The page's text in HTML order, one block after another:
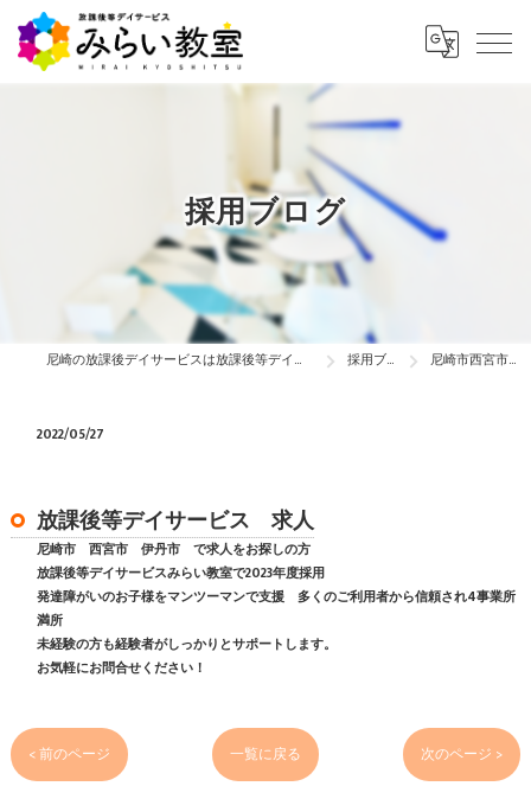
採用ブログ
尼崎の放課後デイサービスは放課後等デイサービス みらい教室 採用ブログ 尼崎市西宮市伊丹市…
2022/05/27
放課後等デイサービス 求人
尼崎市 西宮市 伊丹市 で求人をお探しの方
放課後等デイサービスみらい教室で2023年度採用
発達障がいのお子様をマンツーマンで支援 多くのご利用者から信頼され4事業所
満所
未経験の方も経験者がしっかりとサポートします。
お気軽にお問合せください！
< 前のページ 一覧に戻る 次のページ >